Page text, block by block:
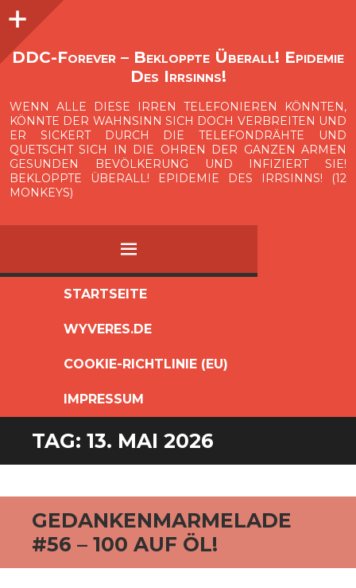
O
p
e
n
i
d
e
b
a
DDC-Forever – Bekloppte Überall! Epidemie
Des Irrsinns!
WENN ALLE DIESE IRREN TELEFONIEREN KÖNNTEN,
KÖNNTE DER WAHNSINN SICH DOCH VERBREITEN UND
ER SICKERT DURCH DIE TELEFONDRÄHTE UND
QUETSCHT SICH IN DIE OHREN DER GANZEN ARMEN
GESUNDEN BEVÖLKERUNG UND INFIZIERT SIE!
BEKLOPPTE ÜBERALL! EPIDEMIE DES IRRSINNS! (12
MONKEYS)
MENÜ
SPRINGEN
STARTSEITE
WYVERES.DE
COOKIE-RICHTLINIE (EU)
IMPRESSUM
Seitenleiste
TAG: 13. MAI 2026
GEDANKENMARMELADE
#56 – 100 AUF ÖL!